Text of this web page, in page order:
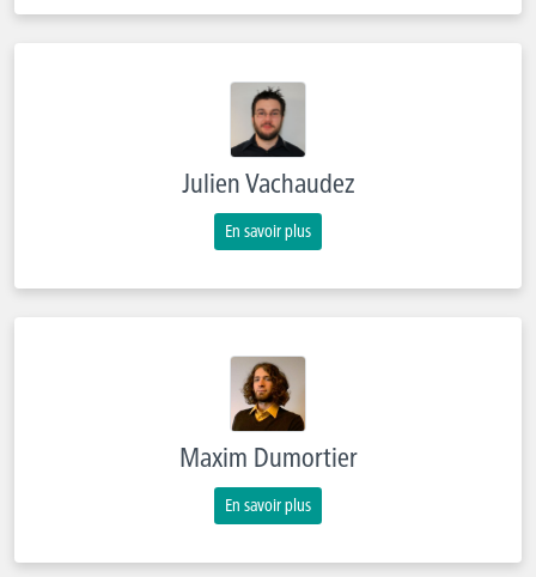
Julien Vachaudez
En savoir plus
Maxim Dumortier
En savoir plus